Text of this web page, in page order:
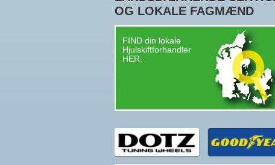
OG LOKALE FAGMÆND
FIND din lokale
Hjulskiftforhandler
HER.